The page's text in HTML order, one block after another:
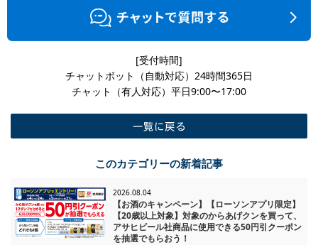
[受付時間]
チャットボット（自動対応）24時間365日
チャット（有人対応）平日9:00〜17:00
このカテゴリーの新着記事
2026.08.04
【お酒のキャンペーン】【ローソンアプリ限定】
【20歳以上対象】対象のからあげクンを買って、
アサヒビール社商品に使用できる50円引クーポン
を抽選でもらおう！